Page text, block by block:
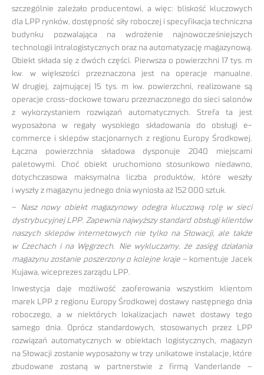
szczególnie zależało producentowi, a więc: bliskość kluczowych
dla LPP rynków, dostępność siły roboczej i specyfikacja techniczna
budynku pozwalająca na wdrożenie najnowocześniejszych
technologii intralogistycznych oraz na automatyzację magazynową.
Obiekt składa się z dwóch części. Pierwsza o powierzchni 17 tys. m
kw. w większości przeznaczona jest na operacje manualne.
W drugiej, zajmującej 15 tys. m kw. powierzchni, realizowane są
operacje cross-dockowe towaru przeznaczonego do sieci salonów
z wykorzystaniem rozwiązań automatycznych. Strefa ta jest
wyposażona w regały wysokiego składowania do obsługi e-
commerce i sklepów stacjonarnych z regionu Europy Środkowej.
Łączna powierzchnia składowa dysponuje 2040 miejscami
paletowymi. Choć obiekt uruchomiono stosunkowo niedawno,
dotychczasowa maksymalna liczba produktów, które weszły
i wyszły z magazynu jednego dnia wyniosła aż 152 000 sztuk.
–
Nasz nowy obiekt magazynowy odegra kluczową rolę w sieci
dystrybucyjnej LPP. Zapewnia najwyższy standard obsługi klientów
naszych sklepów internetowych nie tylko na Słowacji, ale także
w Czechach i na Węgrzech. Nie wykluczamy, że zasięg działania
magazynu zostanie poszerzony o kolejne kraje– komentuje Jacek
Kujawa, wiceprezes zarządu LPP.
Inwestycja daje możliwość zaoferowania wszystkim klientom
marek LPP z regionu Europy Środkowej dostawy następnego dnia
roboczego, a w niektórych lokalizacjach nawet dostawy tego
samego dnia. Oprócz standardowych, stosowanych przez LPP
rozwiązań automatycznych w obiektach logistycznych, magazyn
na Słowacji zostanie wyposażony w trzy unikatowe instalacje, które
zbudowane zostaną w partnerstwie z firmą Vanderlande –